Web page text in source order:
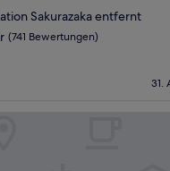
Sakurazaka entfernt
(741 Bewertungen)
31.